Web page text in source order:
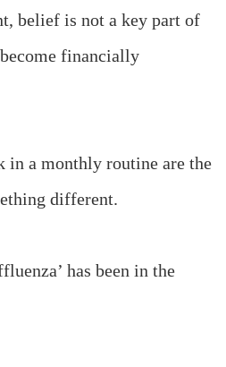
belief is not a key part of
financially
in a monthly routine are the
different.
has been in the